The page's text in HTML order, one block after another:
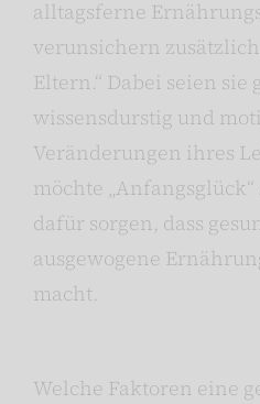
alltagsferne
verunsichern
Eltern.“ Dabei seien sie
wissensdurstig und
Veränderungen ihres
möchte
dafür sorgen, dass
ausgewogene
macht.
Welche Faktoren eine